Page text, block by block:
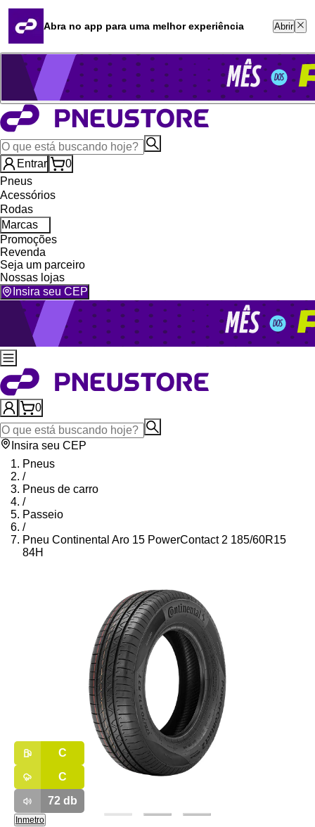
Quero revender
Blog
Whatsapp (16) 99764-8401
Televendas (47) 3046-2551
Entrar
0
Pneus
Acessórios
Rodas
Marcas
Promoções
Revenda
Seja um parceiro
Nossas lojas
Insira seu CEP
0
Insira seu CEP
Pneus
/
Pneus de carro
/
Passeio
/
Pneu Continental Aro 15 PowerContact 2 185/60R15
84H
C
C
72db
Inmetro
Abra no app para uma melhor experiência Abrir